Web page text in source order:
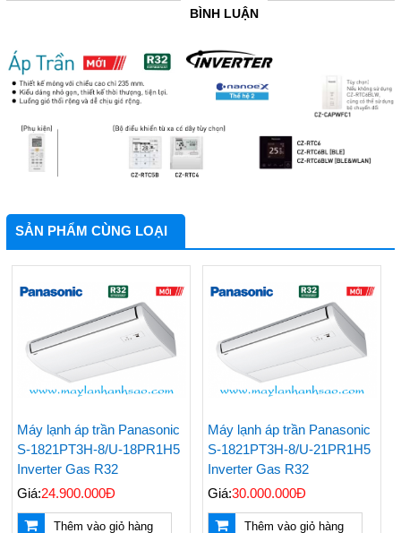
BÌNH LUẬN
SẢN PHẨM CÙNG LOẠI
Máy lạnh áp trần Panasonic
S-1821PT3H-8/U-18PR1H5
Inverter Gas R32
Giá:24.900.000Đ
Thêm vào giỏ hàng
Máy lạnh áp trần Panasonic
S-1821PT3H-8/U-21PR1H5
Inverter Gas R32
Giá:30.000.000Đ
Thêm vào giỏ hàng